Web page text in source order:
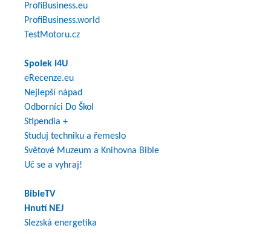
ProfiBusiness.eu
ProfiBusiness.world
TestMotoru.cz
Spolek I4U
eRecenze.eu
Nejlepší nápad
Odborníci Do Škol
Stipendia +
Studuj techniku a řemeslo
Světové Muzeum a Knihovna Bible
Uč se a vyhraj!
BibleTV
Hnutí NEJ
Slezská energetika